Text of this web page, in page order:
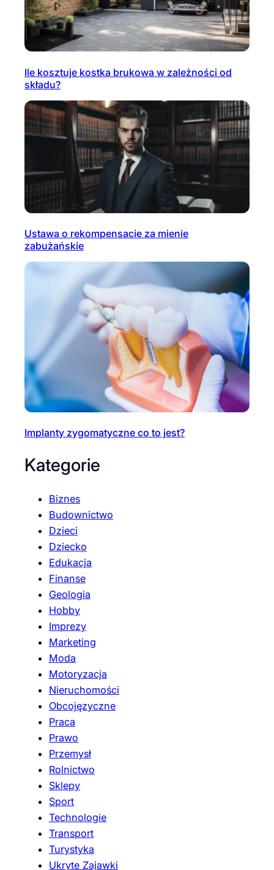
Ile kosztuje kostka brukowa w zależności od
składu?
Ustawa o rekompensacie za mienie
zabużańskie
Implanty zygomatyczne co to jest?
Kategorie
Biznes
Budownictwo
Dzieci
Dziecko
Edukacja
Finanse
Geologia
Hobby
Imprezy
Marketing
Moda
Motoryzacja
Nieruchomości
Obcojęzyczne
Praca
Prawo
Przemysł
Rolnictwo
Sklepy
Sport
Technologie
Transport
Turystyka
Ukryte Zajawki